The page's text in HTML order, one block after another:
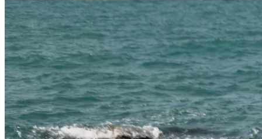
Растения-Вампиры: 15 Популярных
Домашних Цветов, Которые Крадут
Ваше Здоровье День За Днем
Дом На Колесах Своими Руками Из
Фургона ГАЗель: Пошаговый Гайд С
Фото